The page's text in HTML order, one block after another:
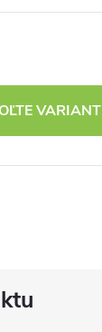
VARIANT